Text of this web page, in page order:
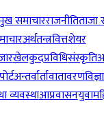
समाचारराजनीतिताजा
अर्थतन्त्रवित्तशेयर
खेलकुदप्रविधिसंस्कृति
अन्तर्वार्तावातावरण
व्यवस्थाआप्रवासनयुवा